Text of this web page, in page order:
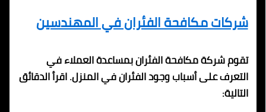
شركات مكافحة الفئران في المهندسين
تقوم شركة مكافحة الفئران بمساعدة العملاء في
التعرف على أسباب وجود الفئران في المنزل. اقرأ الدقائق
التالية: